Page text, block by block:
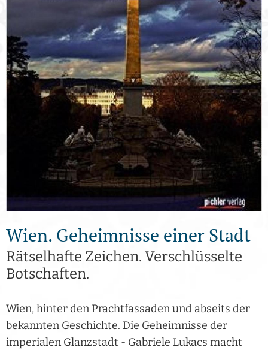
Wien. Geheimnisse einer Stadt
Rätselhafte Zeichen. Verschlüsselte
Botschaften.
Wien, hinter den Prachtfassaden und abseits der
bekannten Geschichte. Die Geheimnisse der
imperialen Glanzstadt - Gabriele Lukacs macht